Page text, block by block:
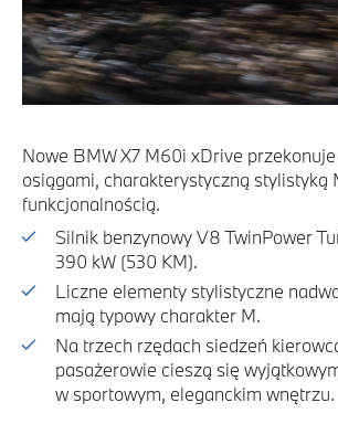
Nowe BMW X7 M60i xDrive
osiągami, charakterystyczną stylistyką
funkcjonalnością.
Silnik benzynowy V8 TwinPower
390 kW (530 KM).
Liczne elementy stylistyczne
mają typowy charakter M.
Na trzech rzędach siedzeń
pasażerowie cieszą się
w sportowym, eleganckim wnętrzu.